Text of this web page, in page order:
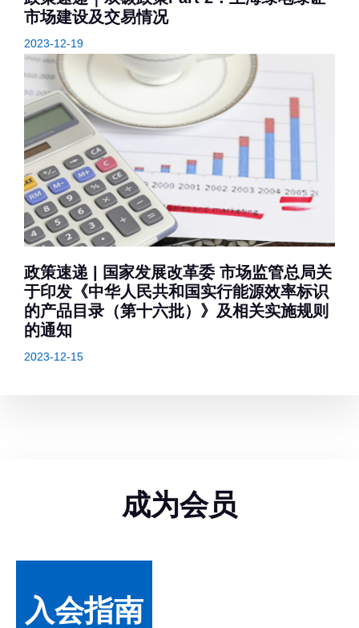
市场建设及交易情况
2023-12-19
政策速递 | 国家发展改革委 市场监管总局关
于印发《中华人民共和国实行能源效率标识
的产品目录（第十六批）》及相关实施规则
的通知
2023-12-15
成为会员
入会指南